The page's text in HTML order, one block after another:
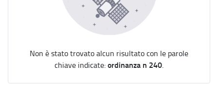
Non è stato trovato alcun risultato con le parole
chiave indicate:ordinanza n 240.